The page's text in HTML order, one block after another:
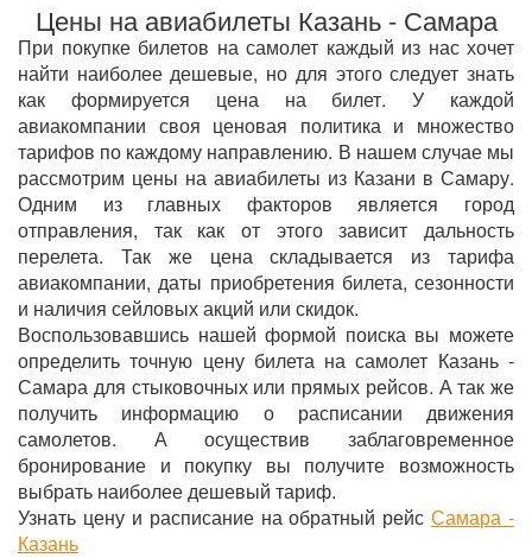
Цены на авиабилеты Казань - Самара
При покупке билетов на самолет каждый из нас хочет
найти наиболее дешевые, но для этого следует знать
как формируется цена на билет. У каждой
авиакомпании своя ценовая политика и множество
тарифов по каждому направлению. В нашем случае мы
рассмотрим цены на авиабилеты из Казани в Самару.
Одним из главных факторов является город
отправления, так как от этого зависит дальность
перелета. Так же цена складывается из тарифа
авиакомпании, даты приобретения билета, сезонности
и наличия сейловых акций или скидок.
Воспользовавшись нашей формой поиска вы можете
определить точную цену билета на самолет Казань -
Самара для стыковочных или прямых рейсов. А так же
получить информацию о расписании движения
самолетов. А осуществив заблаговременное
бронирование и покупку вы получите возможность
выбрать наиболее дешевый тариф.
Узнать цену и расписание на обратный рейсСамара -
Казань